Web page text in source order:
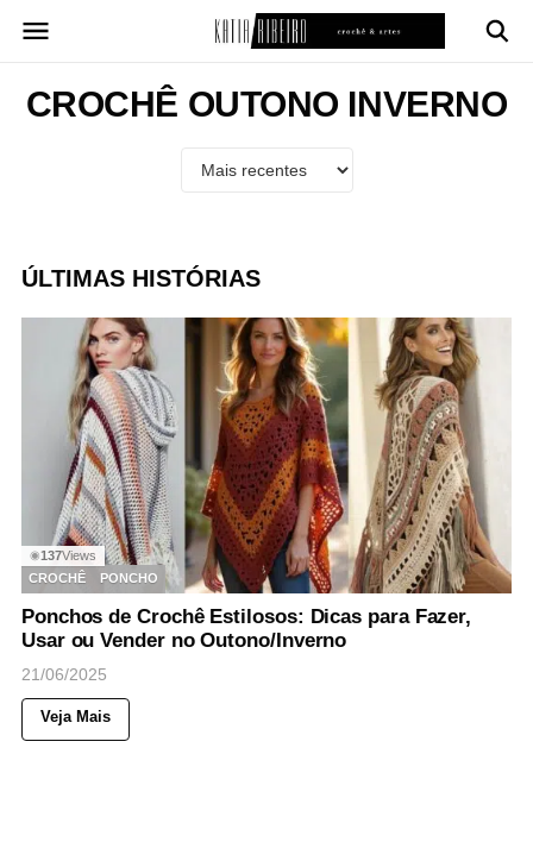
para
conteúdo
CROCHÊ OUTONO INVERNO
ÚLTIMAS HISTÓRIAS
◉137Views
CROCHÊ
PONCHO
Ponchos de Crochê Estilosos: Dicas para Fazer,
Usar ou Vender no Outono/Inverno
21/06/2025
Veja Mais